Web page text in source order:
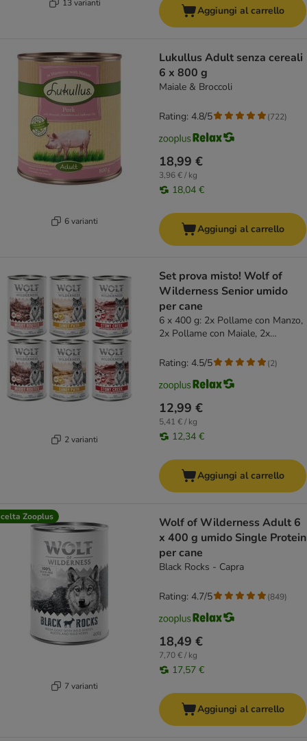
13 varianti
Aggiungi al carrello
6 varianti
Lukullus Adult senza cereali
6 x 800 g
Maiale & Broccoli
18,99 €
3,96 € / kg
18,04 €
Rating: 4.8/5 (722)
Aggiungi al carrello
2 varianti
Set prova misto! Wolf of
Wilderness Senior umido
per cane
6 x 400 g: 2x Pollame con Manzo,
2x Pollame con Maiale, 2x
12,99 €
5,41 € / kg
12,34 €
Rating: 4.5/5 (2)
Aggiungi al carrello
Zooplus
7 varianti
Wolf of Wilderness Adult 6
x 400 g umido Single Protein
per cane
Black Rocks - Capra
18,49 €
7,70 € / kg
17,57 €
Rating: 4.7/5 (849)
Aggiungi al carrello